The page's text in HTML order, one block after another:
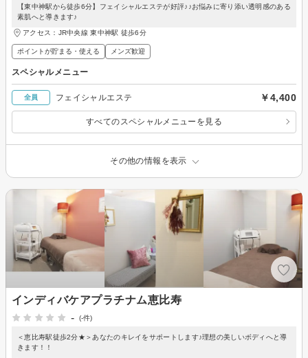
【東中神駅から徒歩6分】フェイシャルエステが好評♪♪お悩みに寄り添い透明感のある
素肌へと導きます♪
アクセス：JR中央線 東中神駅 徒歩6分
ポイントが貯まる・使える メンズ歓迎
スペシャルメニュー
全員 フェイシャルエステ ￥4,400
すべてのスペシャルメニューを見る
その他の情報を表示
インディバケアプラチナム恵比寿
-
(-件)
＜恵比寿駅徒歩2分★＞あなたのキレイをサポートします♪理想の美しいボディへと導
きます！！